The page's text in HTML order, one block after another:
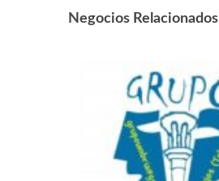
Negocios Relacionados